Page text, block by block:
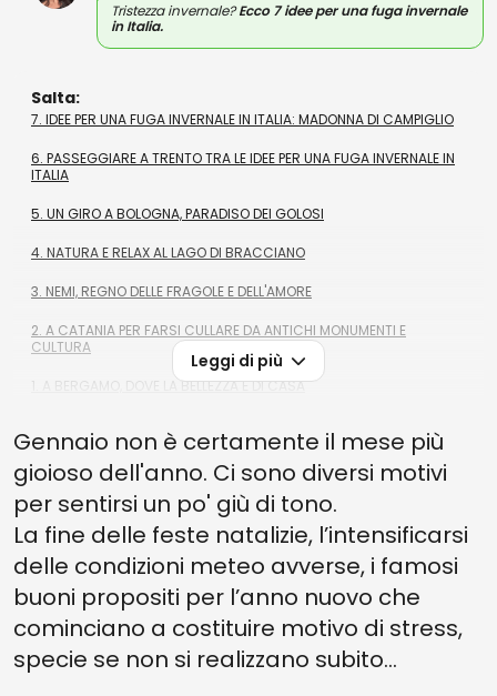
Tristezza invernale?Ecco 7 idee per una fuga invernale
in Italia.
Salta:
7. IDEE PER UNA FUGA INVERNALE IN ITALIA: MADONNA DI CAMPIGLIO
6. PASSEGGIARE A TRENTO TRA LE IDEE PER UNA FUGA INVERNALE IN
ITALIA
5. UN GIRO A BOLOGNA, PARADISO DEI GOLOSI
4. NATURA E RELAX AL LAGO DI BRACCIANO
3. NEMI, REGNO DELLE FRAGOLE E DELL'AMORE
2. A CATANIA PER FARSI CULLARE DA ANTICHI MONUMENTI E
CULTURA
1. A BERGAMO, DOVE LA BELLEZZA È DI CASA
Leggi di più
Gennaio non è certamente il mese più
gioioso dell'anno. Ci sono diversi motivi
per sentirsi un po' giù di tono.
La fine delle feste natalizie, l’intensificarsi
delle condizioni meteo avverse, i famosi
buoni propositi per l’anno nuovo che
cominciano a costituire motivo di stress,
specie se non si realizzano subito...